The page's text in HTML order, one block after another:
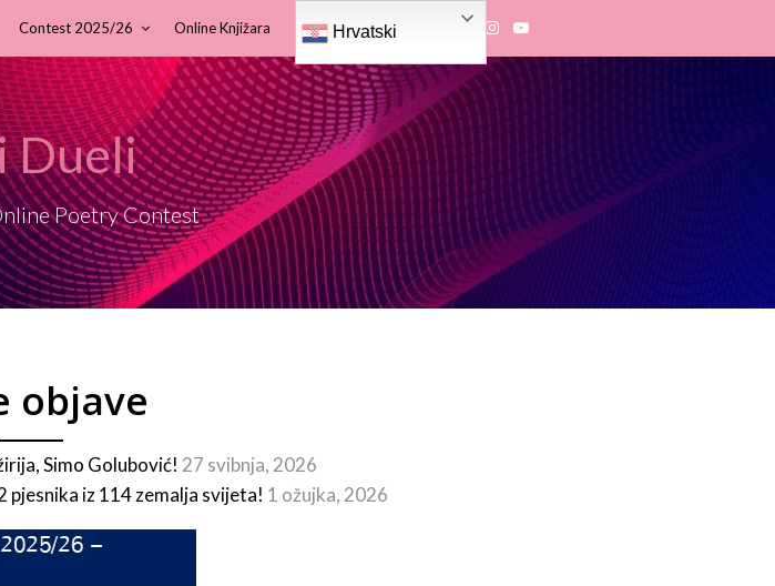
Contest 2025/26 Online Knjižara Hrvatski
Dueli
Poetry Contest
objave
Simo Golubović! 27 svibnja, 2026
iz 114 zemalja svijeta! 1 ožujka, 2026